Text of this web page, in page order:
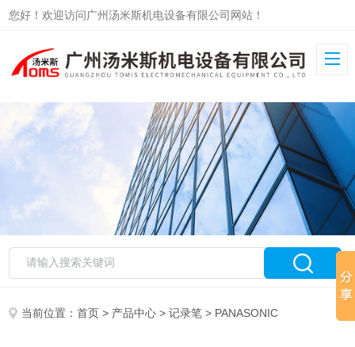
您好！欢迎访问广州汤米斯机电设备有限公司网站！
当前位置：首页 > 产品中心 >记录笔 > PANASONIC